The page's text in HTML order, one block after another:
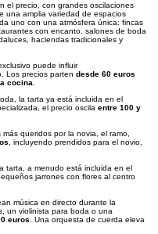
el precio, con grandes oscilaciones
una amplia variedad de espacios
uno con una atmósfera única: fincas
con encanto, salones de boda
haciendas tradicionales y
puede influir
Los precios parten desde 60 euros
cocina
la tarta ya está incluida en el
el precio oscila entre 100 y
queridos por la novia, el ramo,
, incluyendo prendidos para el novio,
tarta, a menudo está incluida en el
jarrones con flores al centro
música en directo durante la
un violinista para boda o una
euros . Una orquesta de cuerda eleva